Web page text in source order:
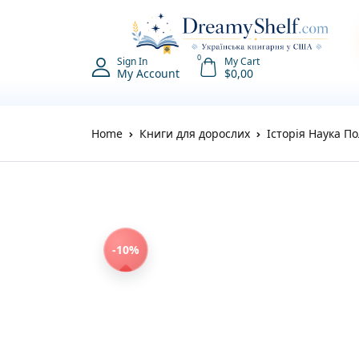
Sign In
My Account
0 My Cart
$0,00
Home Книги для дорослих Історія Наука
-10%